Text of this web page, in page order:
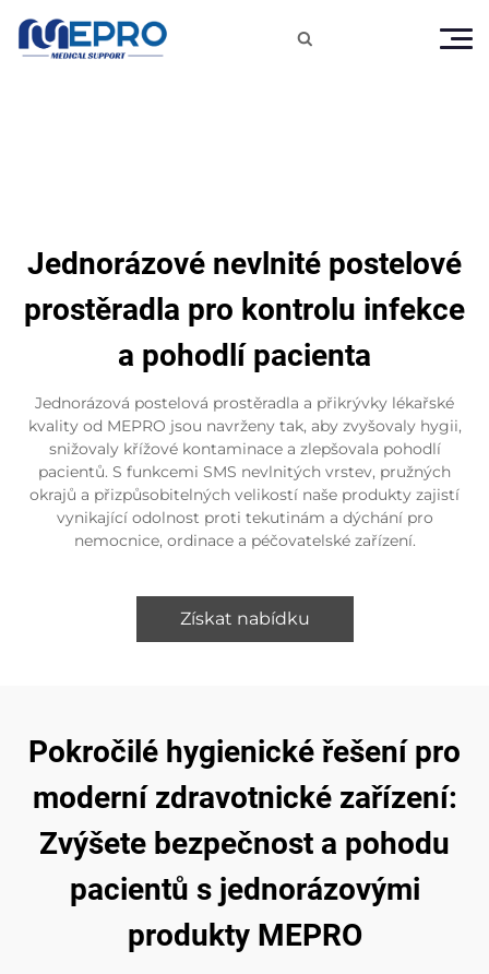

Jednorázové nevlnité postelové
prostěradla pro kontrolu infekce
a pohodlí pacienta
Jednorázová postelová prostěradla a přikrývky lékařské
kvality od MEPRO jsou navrženy tak, aby zvyšovaly hygii,
snižovaly křížové kontaminace a zlepšovala pohodlí
pacientů. S funkcemi SMS nevlnitých vrstev, pružných
okrajů a přizpůsobitelných velikostí naše produkty zajistí
vynikající odolnost proti tekutinám a dýchání pro
nemocnice, ordinace a péčovatelské zařízení.
Získat nabídku
Pokročilé hygienické řešení pro
moderní zdravotnické zařízení:
Zvýšete bezpečnost a pohodu
pacientů s jednorázovými
produkty MEPRO